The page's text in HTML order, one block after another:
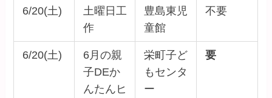
6/20(土)
土曜日工
作
豊島東児
童館
不要
6/20(土)
6月の親
子DEか
んたんヒ
栄町子ど
もセンタ
ー
要